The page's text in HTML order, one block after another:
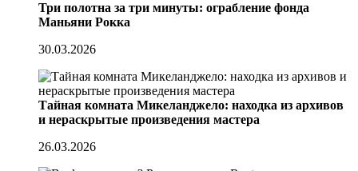
Три полотна за три минуты: ограбление фонда
Маньяни Рокка
30.03.2026
Тайная комната Микеланджело: находка из архивов
и нераскрытые произведения мастера
26.03.2026